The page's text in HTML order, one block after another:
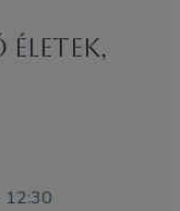
életek,
12:30